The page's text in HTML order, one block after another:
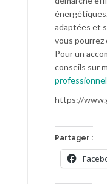
adaptées et
vous
Pour un
conseils sur
professionnel
https://
Partager :